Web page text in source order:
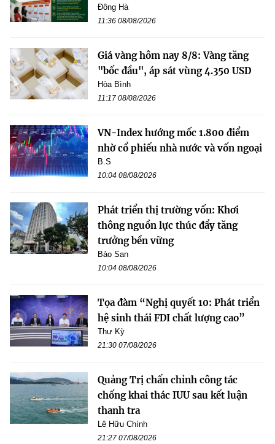
Đông Hà
11:36 08/08/2026
Giá vàng hôm nay 8/8: Vàng tăng
"bốc đầu", áp sát vùng 4.350 USD
Hòa Bình
11:17 08/08/2026
VN-Index hướng mốc 1.800 điểm
nhờ cổ phiếu nhà nước và vốn ngoại
B.S
10:04 08/08/2026
Phát triển thị trường vốn: Khơi
thông nguồn lực thúc đẩy tăng
trưởng bền vững
Bảo San
10:04 08/08/2026
Tọa đàm “Nghị quyết 10: Phát triển
hệ sinh thái FDI chất lượng cao”
Thư Kỳ
21:30 07/08/2026
Quảng Trị chấn chỉnh công tác
chống khai thác IUU sau kết luận
thanh tra
Lê Hữu Chính
21:27 07/08/2026